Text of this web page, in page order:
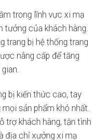
trong lĩnh vực xi mạ
tưởng của khách hàng.
trang bị hệ thống trang
nâng cấp để tăng
bị kiến thức cao, tay
sản phẩm khó nhất.
trợ khách hàng, tận tình
địa chỉ xưởng xi mạ